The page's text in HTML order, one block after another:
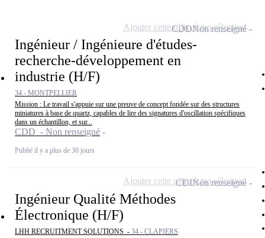
Ingénieur / Ingénieure d'études-
recherche-développement en
industrie (H/F)
34 - MONTPELLIER
Mission : Le travail s'appuie sur une preuve de concept fondée sur des structures
miniatures à base de quartz, capables de lire des signatures d'oscillation spécifiques
dans un échantillon, et sur...
CDD - Non renseigné
Publié il y a plus de 30 jours
CDDNon renseigné
Ajouter cette offre à ma sélection
Ingénieur Qualité Méthodes
Électronique (H/F)
LHH RECRUITMENT SOLUTIONS - 34 - CLAPIERS
CDINon renseigné
Ajouter cette offre à ma sélection